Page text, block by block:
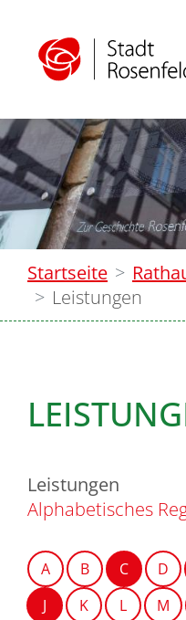
Startseite
Leistungen
Leistungen
Alphabetisches
A B C D
J
K L M